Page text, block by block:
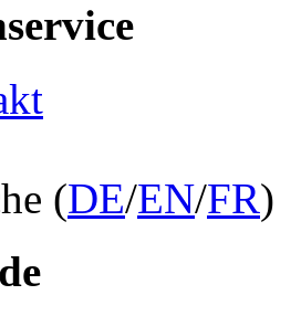
(DE/EN/FR)